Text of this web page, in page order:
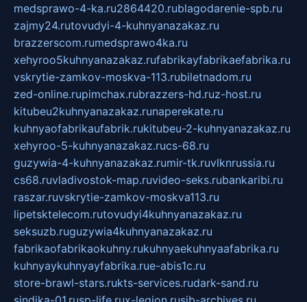
medsprawo-4-ka.ru2864420.rublagodarenie-spb.ru
zajmy24.rutovudyi-4-kuhnyanazakaz.ru
brazzerscom.rumedsprawo4ka.ru
xehyroo5kuhnyanazakaz.rufabrikayfabrikaefabrika.ru
vskrytie-zamkov-moskva-113.rubiletnadom.ru
zed-online.rupimchax.rubrazzers-hd.ruz-host.ru
kitubeu2kuhnyanazakaz.runaperekate.ru
kuhnyaofabrikaufabrik.rukitubeu-2-kuhnyanazakaz.ru
xehyroo-5-kuhnyanazakaz.rucs-68.ru
guzywia-4-kuhnyanazakaz.rumir-tk.ruvlknrussia.ru
cs68.ruvladivostok-map.ruvideo-seks.rubankaribi.ru
raszar.ruvskrytie-zamkov-moskva113.ru
lipetsktelecom.rutovudyi4kuhnyanazakaz.ru
seksuzb.ruguzywia4kuhnyanazakaz.ru
fabrikaofabrikaokuhny.rukuhnyaekuhnyaafabrika.ru
kuhnyaykuhnyayfabrika.rue-abis1c.ru
store-brawl-stars.rukts-services.rudark-sand.ru